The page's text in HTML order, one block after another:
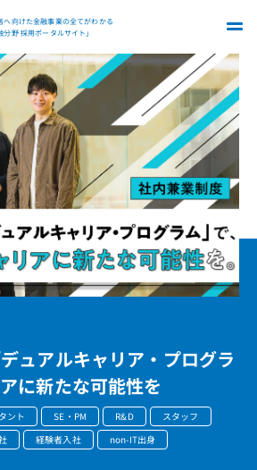
DATA
へ向けた金融事業の全てがわかる
分野 採用ポータルサイト」
ュアルキャリア・プログラ
に新たな可能性を
ント SE・PM R&D
スタッフ
経験者入社
non-IT出身